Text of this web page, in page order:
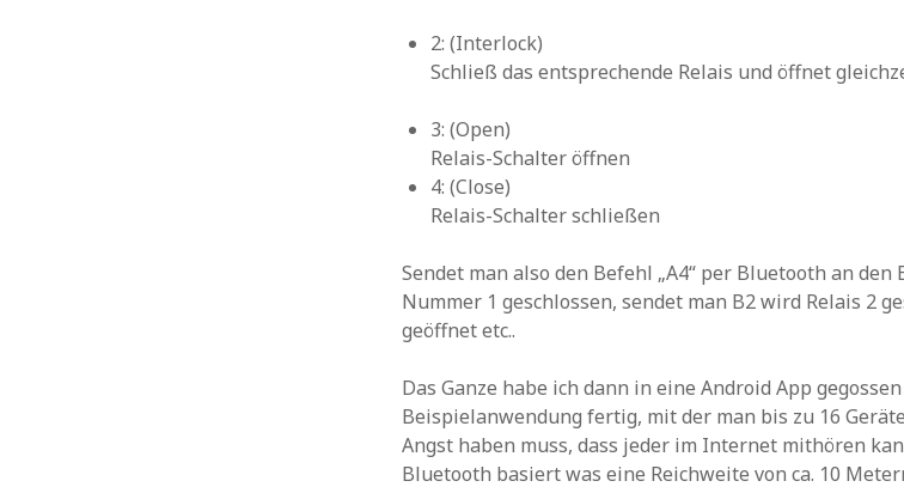
2: (Interlock)
Schließ das entsprechende Relais und öffnet
3: (Open)
Relais-Schalter öffnen
4: (Close)
Relais-Schalter schließen
Sendet man also den Befehl „A4“ per Bluetooth an den
Nummer 1 geschlossen, sendet man B2 wird Relais 2
geöffnet etc..
Das Ganze habe ich dann in eine Android App
Beispielanwendung fertig, mit der man bis zu 16
Angst haben muss, dass jeder im Internet mithören
Bluetooth basiert was eine Reichweite von ca. 10